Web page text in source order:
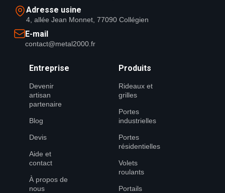
Adresse usine
4, allée Jean Monnet, 77090 Collégien
E-mail
contact@metal2000.fr
Entreprise
Devenir
artisan
partenaire
Blog
Devis
Aide et
contact
À propos de
nous
Produits
Rideaux et
grilles
Portes
industrielles
Portes
résidentielles
Volets
roulants
Portails